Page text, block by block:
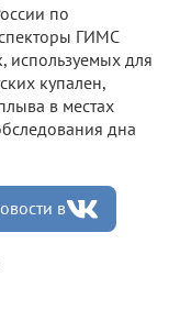
по
ГИМС
используемых для
купален,
в местах
дна
в